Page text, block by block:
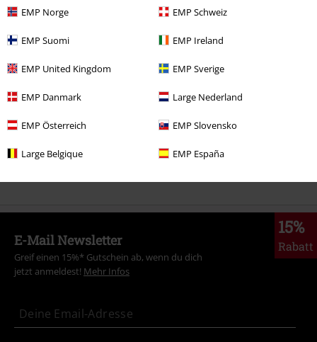
EMP Norge EMP Schweiz
EMP Suomi EMP Ireland
EMP United Kingdom EMP Sverige
EMP Danmark Large Nederland
EMP Österreich EMP Slovensko
Large Belgique EMP España
15%
Rabatt
E-Mail Newsletter
Greif einen 15%* Gutschein ab, wenn du dich
jetzt anmeldest! Mehr Infos